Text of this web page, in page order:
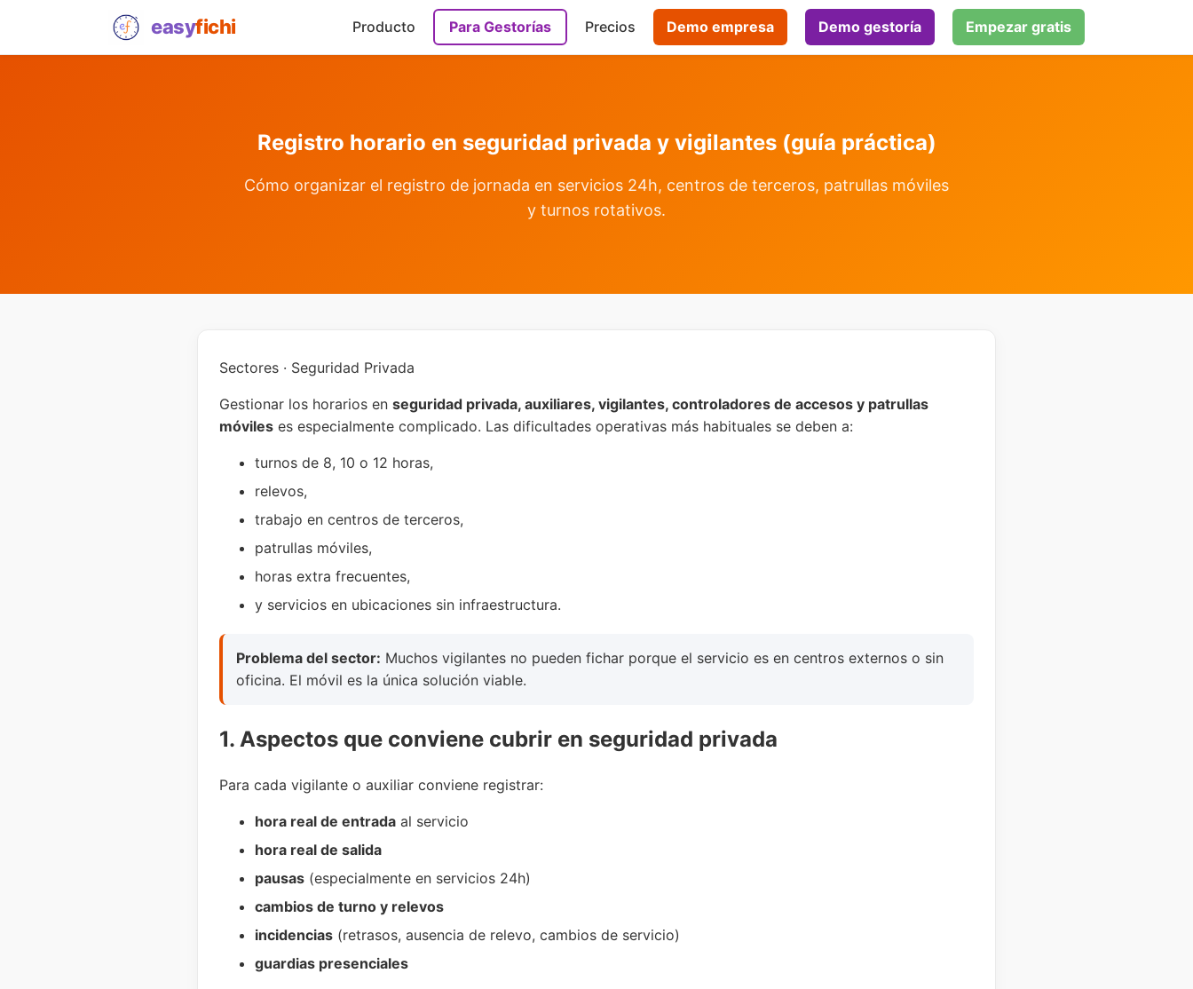
easyfichi Producto Para Gestorías Precios Demo empresa Demo gestoría Empezar gratis
Registro horario en seguridad privada y vigilantes (guía práctica)
Cómo organizar el registro de jornada en servicios 24h, centros de terceros, patrullas móviles
y turnos rotativos.
Sectores · Seguridad Privada
Gestionar los horarios en seguridad privada, auxiliares, vigilantes, controladores de accesos y patrullas
móviles es especialmente complicado. Las dificultades operativas más habituales se deben a:
turnos de 8, 10 o 12 horas,
relevos,
trabajo en centros de terceros,
patrullas móviles,
horas extra frecuentes,
y servicios en ubicaciones sin infraestructura.
Problema del sector: Muchos vigilantes no pueden fichar porque el servicio es en centros externos o sin
oficina. El móvil es la única solución viable.
1. Aspectos que conviene cubrir en seguridad privada
Para cada vigilante o auxiliar conviene registrar:
hora real de entrada al servicio
hora real de salida
pausas (especialmente en servicios 24h)
cambios de turno y relevos
incidencias (retrasos, ausencia de relevo, cambios de servicio)
guardias presenciales